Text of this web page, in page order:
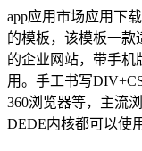
app应用市场应用下
的模板，该模板一款
的企业网站，带手机
用。手工书写
360浏览器等，主流
DEDE内核都可以使